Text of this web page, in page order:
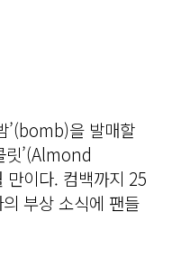
’(bomb)을 발매할
릿’(Almond
이다. 컴백까지 25
부상 소식에 팬들